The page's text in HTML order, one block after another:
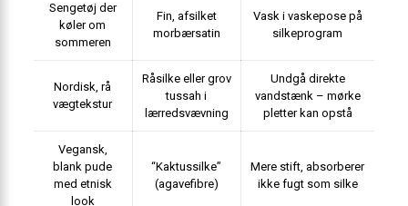
Sengetøj der
køler om
sommeren
Fin, afsilket
morbærsatin
Vask i vaskepose på
silkeprogram
Nordisk, rå
vægtekstur
Råsilke eller grov
tussah i
lærredsvævning
Undgå direkte
vandstænk – mørke
pletter kan opstå
Vegansk,
blank pude
med etnisk
look
“Kaktussilke”
(agavefibre)
Mere stift, absorberer
ikke fugt som silke